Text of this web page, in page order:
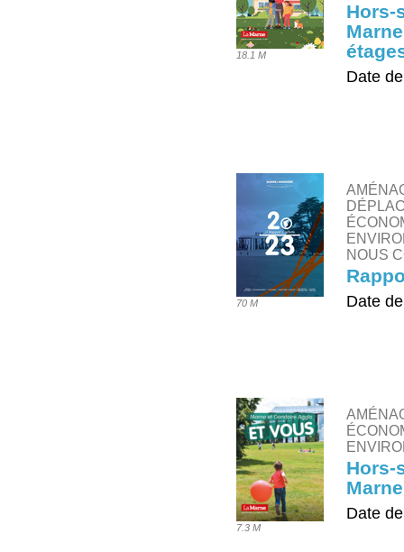
18.1 M
Hors-
Date
70 M
NOUS
Date
7.3 M
Hors-
Date